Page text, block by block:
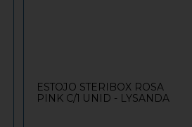
ESTOJO STERIBOX ROSA
PINK C/1 UNID - LYSANDA